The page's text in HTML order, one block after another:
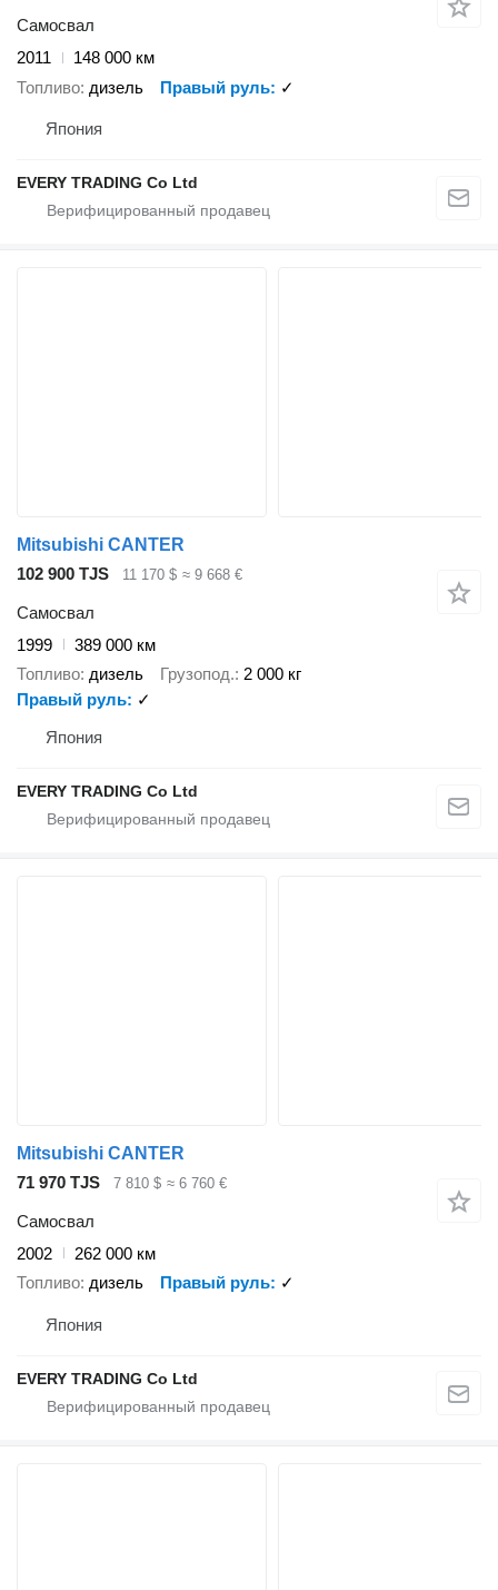
Самосвал
2011
148 000 км
Топливо дизель Правый руль ✓
Япония
EVERY TRADING Co Ltd
Mitsubishi CANTER
102 900 TJS
11 170 $ ≈ 9 668 €
Самосвал
1999
389 000 км
Топливо дизель Грузопод. 2 000 кг
Правый руль
✓
Япония
EVERY TRADING Co Ltd
Mitsubishi CANTER
71 970 TJS
7 810 $ ≈ 6 760 €
Самосвал
2002
262 000 км
Топливо дизель Правый руль ✓
Япония
EVERY TRADING Co Ltd